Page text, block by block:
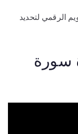
الرقمي لتحديد
سورة